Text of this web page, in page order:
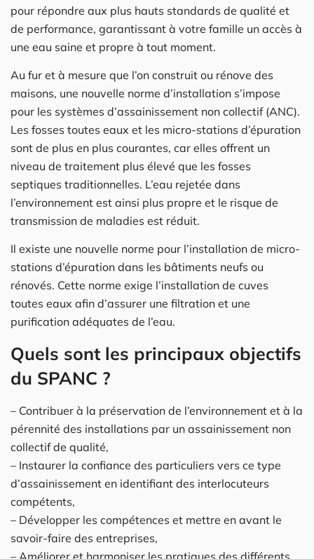
pour répondre aux plus hauts standards de qualité et
de performance, garantissant à votre famille un accès à
une eau saine et propre à tout moment.
Au fur et à mesure que l’on construit ou rénove des
maisons, une nouvelle norme d’installation s’impose
pour les systèmes d’assainissement non collectif (ANC).
Les fosses toutes eaux et les micro-stations d’épuration
sont de plus en plus courantes, car elles offrent un
niveau de traitement plus élevé que les fosses
septiques traditionnelles. L’eau rejetée dans
l’environnement est ainsi plus propre et le risque de
transmission de maladies est réduit.
Il existe une nouvelle norme pour l’installation de micro-
stations d’épuration dans les bâtiments neufs ou
rénovés. Cette norme exige l’installation de cuves
toutes eaux afin d’assurer une filtration et une
purification adéquates de l’eau.
Quels sont les principaux objectifs
du SPANC ?
– Contribuer à la préservation de l’environnement et à la
pérennité des installations par un assainissement non
collectif de qualité,
– Instaurer la confiance des particuliers vers ce type
d’assainissement en identifiant des interlocuteurs
compétents,
– Développer les compétences et mettre en avant le
savoir-faire des entreprises,
– Améliorer et harmoniser les pratiques des différents